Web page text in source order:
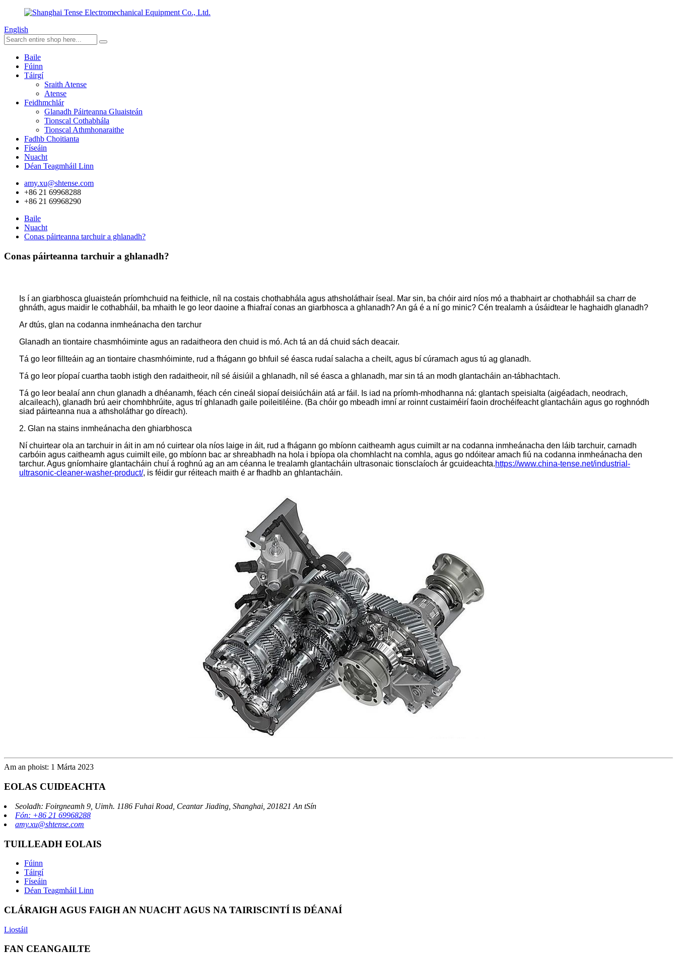
English
Baile
Fúinn
Táirgí
Sraith Atense
Atense
Feidhmchlár
Glanadh Páirteanna Gluaisteán
Tionscal Cothabhála
Tionscal Athmhonaraithe
Fadhb Choitianta
Físeáin
Nuacht
Déan Teagmháil Linn
amy.xu@shtense.com
+86 21 69968288
+86 21 69968290
Baile
Nuacht
Conas páirteanna tarchuir a ghlanadh?
Conas páirteanna tarchuir a ghlanadh?
Is í an giarbhosca gluaisteán príomhchuid na feithicle, níl na costais chothabhála agus athsholáthair íseal. Mar sin, ba chóir aird níos mó a thabhairt ar chothabháil sa charr de
ghnáth, agus maidir le cothabháil, ba mhaith le go leor daoine a fhiafraí conas an giarbhosca a ghlanadh? An gá é a ní go minic? Cén trealamh a úsáidtear le haghaidh glanadh?
Ar dtús, glan na codanna inmheánacha den tarchur
Glanadh an tiontaire chasmhóiminte agus an radaitheora den chuid is mó. Ach tá an dá chuid sách deacair.
Tá go leor fillteáin ag an tiontaire chasmhóiminte, rud a fhágann go bhfuil sé éasca rudaí salacha a cheilt, agus bí cúramach agus tú ag glanadh.
Tá go leor píopaí cuartha taobh istigh den radaitheoir, níl sé áisiúil a ghlanadh, níl sé éasca a ghlanadh, mar sin tá an modh glantacháin an-tábhachtach.
Tá go leor bealaí ann chun glanadh a dhéanamh, féach cén cineál siopaí deisiúcháin atá ar fáil. Is iad na príomh-mhodhanna ná: glantach speisialta (aigéadach, neodrach,
alcaileach), glanadh brú aeir chomhbhrúite, agus trí ghlanadh gaile poileitiléine. (Ba chóir go mbeadh imní ar roinnt custaiméirí faoin drochéifeacht glantacháin agus go roghnódh
siad páirteanna nua a athsholáthar go díreach).
2. Glan na stains inmheánacha den ghiarbhosca
Ní chuirtear ola an tarchuir in áit in am nó cuirtear ola níos laige in áit, rud a fhágann go mbíonn caitheamh agus cuimilt ar na codanna inmheánacha den láib tarchuir, carnadh
carbóin agus caitheamh agus cuimilt eile, go mbíonn bac ar shreabhadh na hola i bpíopa ola chomhlacht na comhla, agus go ndóitear amach fiú na codanna inmheánacha den
tarchur. Agus gníomhaire glantacháin chuí á roghnú ag an am céanna le trealamh glantacháin ultrasonaic tionsclaíoch ár gcuideachta.https://www.china-tense.net/industrial-
ultrasonic-cleaner-washer-product/, is féidir gur réiteach maith é ar fhadhb an ghlantacháin.
Am an phoist: 1 Márta 2023
EOLAS CUIDEACHTA
Seoladh: Foirgneamh 9, Uimh. 1186 Fuhai Road, Ceantar Jiading, Shanghai, 201821 An tSín
Fón: +86 21 69968288
amy.xu@shtense.com
TUILLEADH EOLAIS
Fúinn
Táirgí
Físeáin
Déan Teagmháil Linn
CLÁRAIGH AGUS FAIGH AN NUACHT AGUS NA TAIRISCINTÍ IS DÉANAÍ
Liostáil
FAN CEANGAILTE